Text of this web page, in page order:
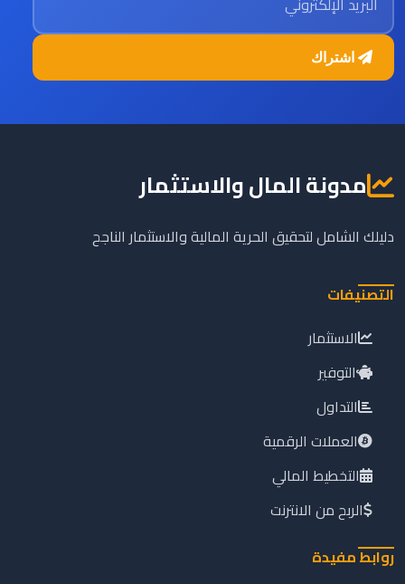
مدونة المال والاستثمار
دليلك الشامل لتحقيق الحرية المالية والاستثمار الناجح
التصنيفات
الاستثمار
التوفير
التداول
العملات الرقمية
التخطيط المالي
الربح من الانترنت
روابط مفيدة